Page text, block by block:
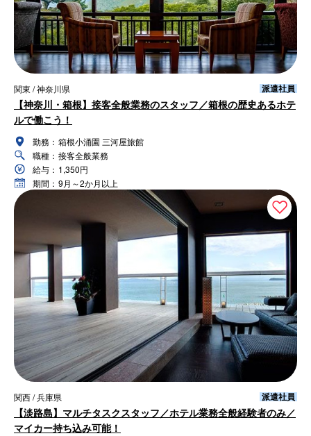
関東 / 神奈川県 派遣社員
【神奈川・箱根】接客全般業務のスタッフ／箱根の歴史あるホテ
ルで働こう！
勤務： 箱根小涌園 三河屋旅館
職種： 接客全般業務
給与： 1,350円
期間： 9月～2か月以上
関西 / 兵庫県 派遣社員
【淡路島】マルチタスクスタッフ／ホテル業務全般経験者のみ／
マイカー持ち込み可能！